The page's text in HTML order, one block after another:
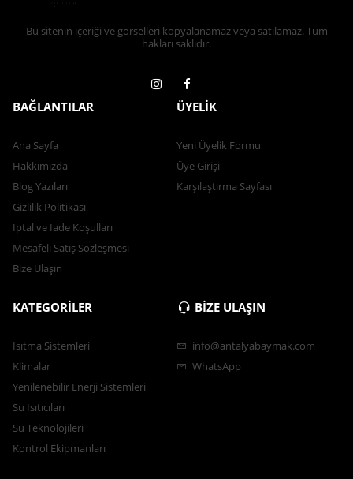
Bu sitenin içeriği ve görselleri kopyalanamaz veya satılamaz. Tüm
hakları saklıdır.
BAĞLANTILAR
Ana Sayfa
Hakkımızda
Blog Yazıları
Gizlilik Politikası
İptal ve İade Koşulları
Mesafeli Satış Sözleşmesi
Bize Ulaşın
ÜYELİK
Yeni Üyelik Formu
Üye Girişi
Karşılaştırma Sayfası
KATEGORİLER
Isıtma Sistemleri
Klimalar
Yenilenebilir Enerji Sistemleri
Su Isıtıcıları
Su Teknolojileri
Kontrol Ekipmanları
BİZE ULAŞIN
info@antalyabaymak.com
WhatsApp